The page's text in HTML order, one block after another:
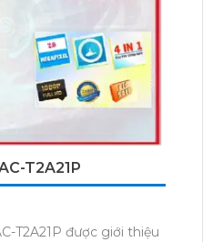
T2A21P
T2A21P được giới thiệu